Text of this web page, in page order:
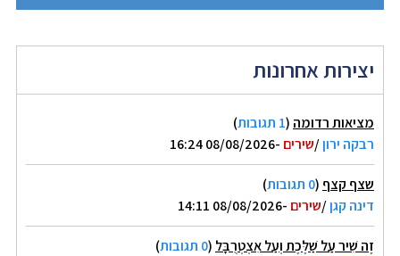
יצירות אחרונות
מציאות רדומה (1 תגובות
)
רבקה ירון/שירים -08/08/2026 16:24
שצף קצף (0 תגובות
)
דינה קגן/שירים -08/08/2026 14:11
זֶה שִׁיר עַל שַׁלֶּכֶת וְעַל אִצְטְרֻבָּל (0 תגובות
)